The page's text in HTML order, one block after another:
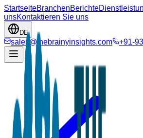
StartseiteBranchenBerichte
unsKontaktieren Sie uns
DE
sales@thebrainyinsights.com +91-